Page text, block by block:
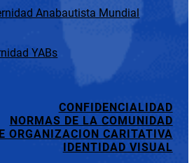
Anabautista Mundial
YABs
CONFIDENCIALIDAD
NORMAS DE LA COMUNIDAD
ORGANIZACION CARITATIVA
IDENTIDAD VISUAL